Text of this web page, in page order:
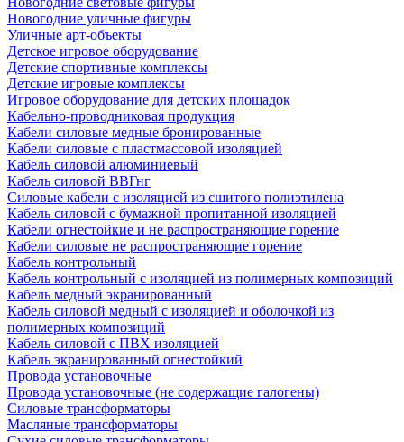
Новогодние уличные фигуры
Уличные арт-объекты
Детское игровое оборудование
Детские спортивные комплексы
Детские игровые комплексы
Игровое оборудование для детских площадок
Кабельно-проводниковая продукция
Кабели силовые медные бронированные
Кабели силовые с пластмассовой изоляцией
Кабель силовой алюминиевый
Кабель силовой ВВГнг
Силовые кабели с изоляцией из сшитого полиэтилена
Кабель силовой с бумажной пропитанной изоляцией
Кабели огнестойкие и не распространяющие горение
Кабели силовые не распространяющие горение
Кабель контрольный
Кабель контрольный с изоляцией из полимерных композиций
Кабель медный экранированный
Кабель силовой медный с изоляцией и оболочкой из
полимерных композиций
Кабель силовой с ПВХ изоляцией
Кабель экранированный огнестойкий
Провода установочные
Провода установочные (не содержащие галогены)
Силовые трансформаторы
Масляные трансформаторы